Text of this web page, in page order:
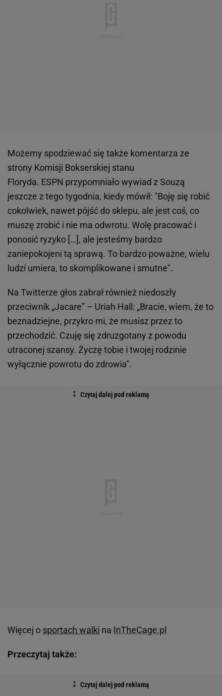
Możemy spodziewać się także komentarza ze
strony Komisji Bokserskiej stanu
Floryda. ESPN przypomniało wywiad z Souzą
jeszcze z tego tygodnia, kiedy mówił: "Boję się robić
cokolwiek, nawet pójść do sklepu, ale jest coś, co
muszę zrobić i nie ma odwrotu. Wolę pracować i
ponosić ryzyko […], ale jesteśmy bardzo
zaniepokojeni tą sprawą. To bardzo poważne, wielu
ludzi umiera, to skomplikowane i smutne".
Na Twitterze głos zabrał również niedoszły
przeciwnik „Jacare” – Uriah Hall: „Bracie, wiem, że to
beznadziejne, przykro mi, że musisz przez to
przechodzić. Czuję się zdruzgotany z powodu
utraconej szansy. Życzę tobie i twojej rodzinie
wyłącznie powrotu do zdrowia".
Więcej o sportach walki na InTheCage.pl
Przeczytaj także: